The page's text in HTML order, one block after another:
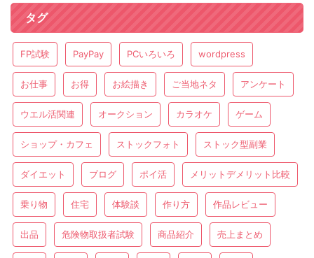
タグ
FP試験 PayPay PCいろいろ wordpress
お仕事 お得 お絵描き ご当地ネタ アンケート
ウエル活関連 オークション カラオケ ゲーム
ショップ・カフェ ストックフォト ストック型副業
ダイエット ブログ ポイ活 メリットデメリット比較
乗り物 住宅 体験談 作り方 作品レビュー
出品 危険物取扱者試験 商品紹介 売上まとめ